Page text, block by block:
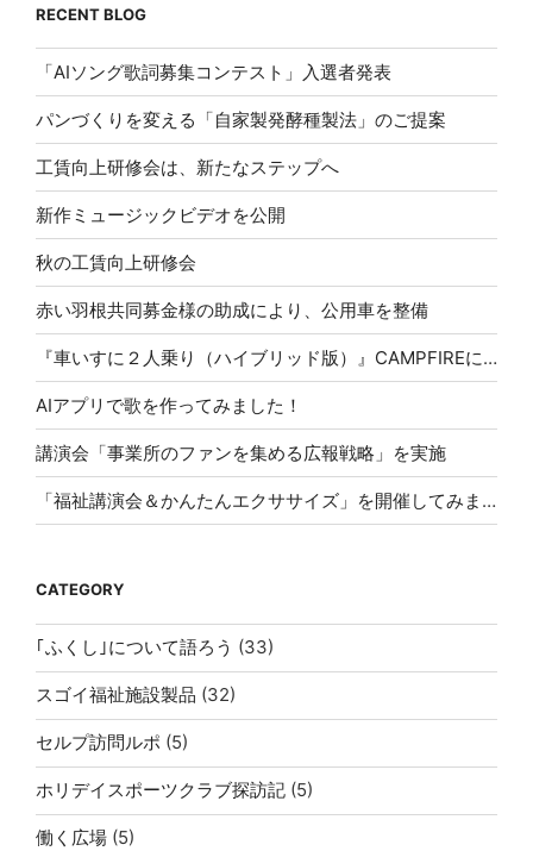
り
RECENT BLOG
「AIソング歌詞募集コンテスト」入選者発表
パンづくりを変える「自家製発酵種製法」のご提案
工賃向上研修会は、新たなステップへ
新作ミュージックビデオを公開
秋の工賃向上研修会
赤い羽根共同募金様の助成により、公用車を整備
『車いすに２人乗り（ハイブリッド版）』CAMPFIREにて応援購入スタート！
AIアプリで歌を作ってみました！
講演会「事業所のファンを集める広報戦略」を実施
「福祉講演会＆かんたんエクササイズ」を開催してみませんか？
CATEGORY
｢ふくし｣について語ろう (33)
スゴイ福祉施設製品 (32)
セルプ訪問ルポ (5)
ホリデイスポーツクラブ探訪記 (5)
働く広場 (5)